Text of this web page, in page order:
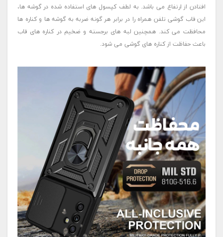
افتادن از ارتفاع می باشد. به لطف کپسول های استفاده شده در گوشه ها،
این قاب گوشی تلفن همراه را در برابر هر گونه ضربه به گوشه ها و کناره ها
محافظت می کند. همچنین لبه های برجسته و ضخیم در کناره های قاب
باعث حفاظت از کناره های گوشی می شود.